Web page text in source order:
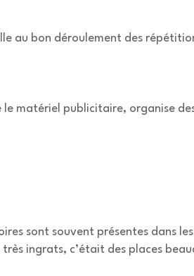
au bon déroulement des
le matériel publicitaire, organise
sont souvent présentes dans
ingrats, c’était des places